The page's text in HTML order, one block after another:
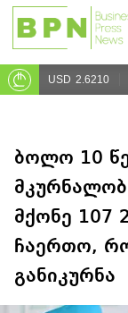
USD 2.6210
ბოლო 10
მქონე 107
ჩაერთო,
განიკურნა